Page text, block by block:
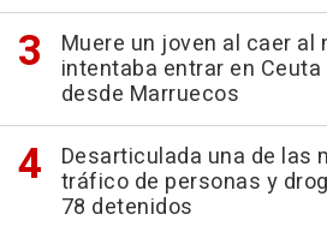
Muere un joven al caer al
intentaba entrar en
desde Marruecos
Desarticulada una de las
tráfico de personas y
78 detenidos